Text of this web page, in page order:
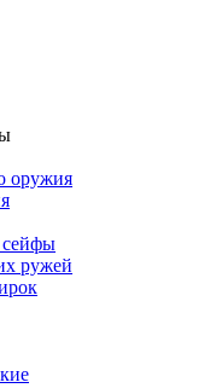
оружия
ружей